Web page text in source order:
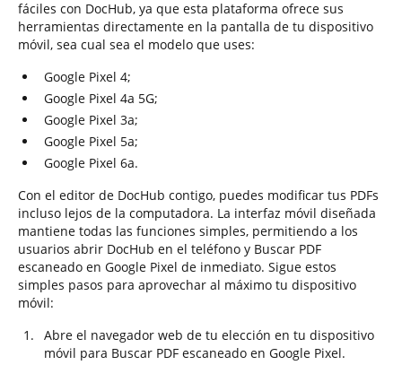
fáciles con DocHub, ya que esta plataforma ofrece sus
herramientas directamente en la pantalla de tu dispositivo
móvil, sea cual sea el modelo que uses:
Google Pixel 4;
Google Pixel 4a 5G;
Google Pixel 3a;
Google Pixel 5a;
Google Pixel 6a.
Con el editor de DocHub contigo, puedes modificar tus PDFs
incluso lejos de la computadora. La interfaz móvil diseñada
mantiene todas las funciones simples, permitiendo a los
usuarios abrir DocHub en el teléfono y Buscar PDF
escaneado en Google Pixel de inmediato. Sigue estos
simples pasos para aprovechar al máximo tu dispositivo
móvil:
Abre el navegador web de tu elección en tu dispositivo
móvil para Buscar PDF escaneado en Google Pixel.